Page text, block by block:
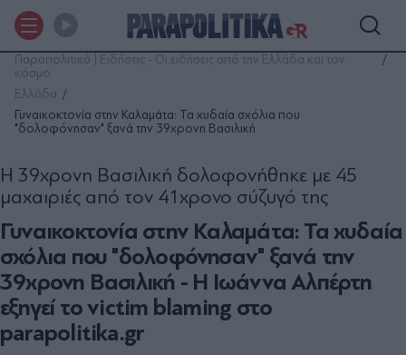
Παραπολιτικά | Ειδήσεις - Οι ειδήσεις από την Ελλάδα και τον
κόσμο
Ελλάδα
Γυναικοκτονία στην Καλαμάτα: Τα χυδαία σχόλια που
"δολοφόνησαν" ξανά την 39χρονη Βασιλική
Γυναικοκτονία στην Καλαμάτα: Τα χυδαία
σχόλια που "δολοφόνησαν" ξανά την
39χρονη Βασιλική - Η Ιωάννα Αλπέρτη
εξηγεί το victim blaming στο
parapolitika.gr
Η 39χρονη Βασιλική δολοφονήθηκε με 45
μαχαιριές από τον 41χρονο σύζυγό της